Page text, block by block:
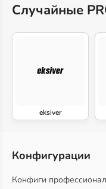
Случайные
eksiver
Конфигурации
Конфиги